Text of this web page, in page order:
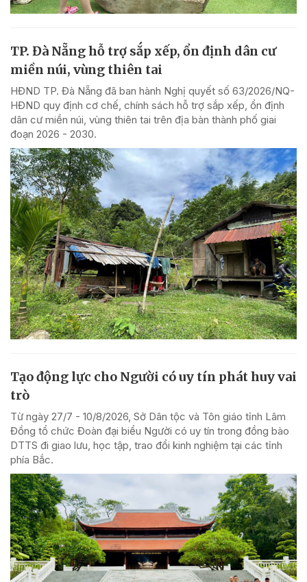
TP. Đà Nẵng hỗ trợ sắp xếp, ổn định dân cư
miền núi, vùng thiên tai
HĐND TP. Đà Nẵng đã ban hành Nghị quyết số 63/2026/NQ-
HĐND quy định cơ chế, chính sách hỗ trợ sắp xếp, ổn định
dân cư miền núi, vùng thiên tai trên địa bàn thành phố giai
đoạn 2026 - 2030.
Tạo động lực cho Người có uy tín phát huy vai
trò
Từ ngày 27/7 - 10/8/2026, Sở Dân tộc và Tôn giáo tỉnh Lâm
Đồng tổ chức Đoàn đại biểu Người có uy tín trong đồng bào
DTTS đi giao lưu, học tập, trao đổi kinh nghiệm tại các tỉnh
phía Bắc.